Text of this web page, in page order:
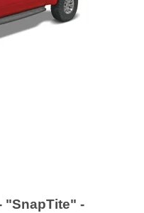
"SnapTite" -